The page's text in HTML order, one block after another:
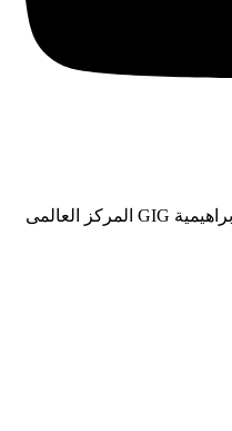
217طريق الحرية (ش أبو قير) الإبراهيمية GIG المركز العالمى